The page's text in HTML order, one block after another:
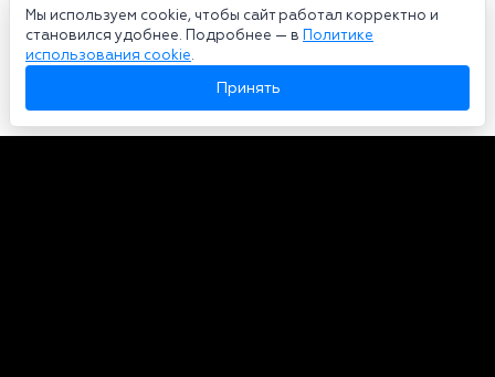
Мы используем cookie, чтобы сайт работал корректно и
становился удобнее. Подробнее — в Политике
использования cookie.
Принять